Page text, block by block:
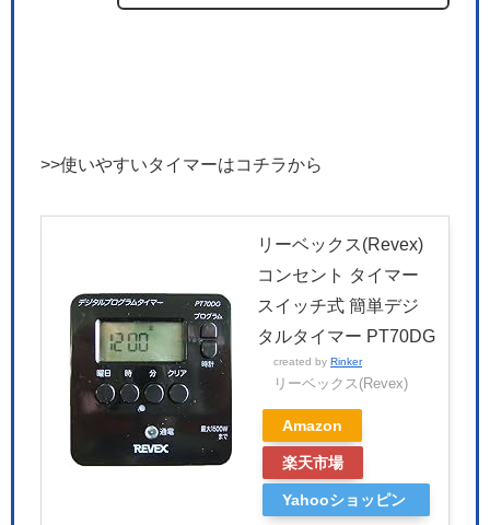
>>使いやすいタイマーはコチラから
リーベックス(Revex)
コンセント タイマー
スイッチ式 簡単デジ
タルタイマー PT70DG
created by Rinker
リーベックス(Revex)
Amazon
楽天市場
Yahooショッピン